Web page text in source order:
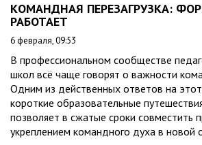
КОМАНДНАЯ ПЕРЕЗАГРУЗКА:
РАБОТАЕТ
6 февраля, 09:53
В профессиональном сообществе
школ всё чаще говорят о важности
Одним из действенных ответов на этот
короткие образовательные
позволяет в сжатые сроки совместить
укреплением командного духа в новой